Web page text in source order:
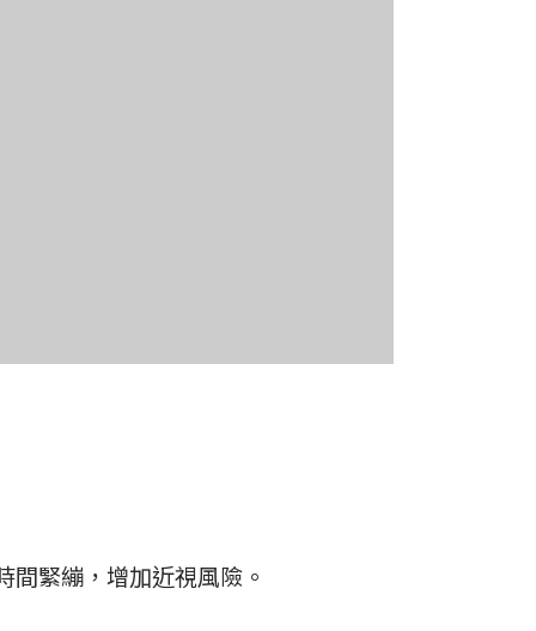
緊繃，增加近視風險。